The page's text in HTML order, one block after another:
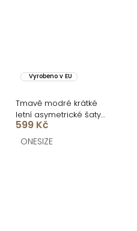
Vyrobeno v EU
Tmavě modré krátké
letní asymetrické šaty
DELVINA
599 Kč
ONESIZE